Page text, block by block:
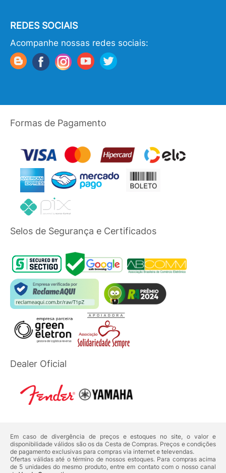
REDES SOCIAIS
Acompanhe nossas redes sociais:
Formas de Pagamento
Selos de Segurança e Certificados
Dealer Oficial
Em caso de divergência de preços e estoques no site, o valor e
disponibilidade válidos são os da Cesta de Compras. Preços e condições
de pagamento exclusivas para compras via internet e televendas.
Ofertas válidas até o término de nossos estoques. Para compras acima
de 5 unidades do mesmo produto, entre em contato com o nosso canal